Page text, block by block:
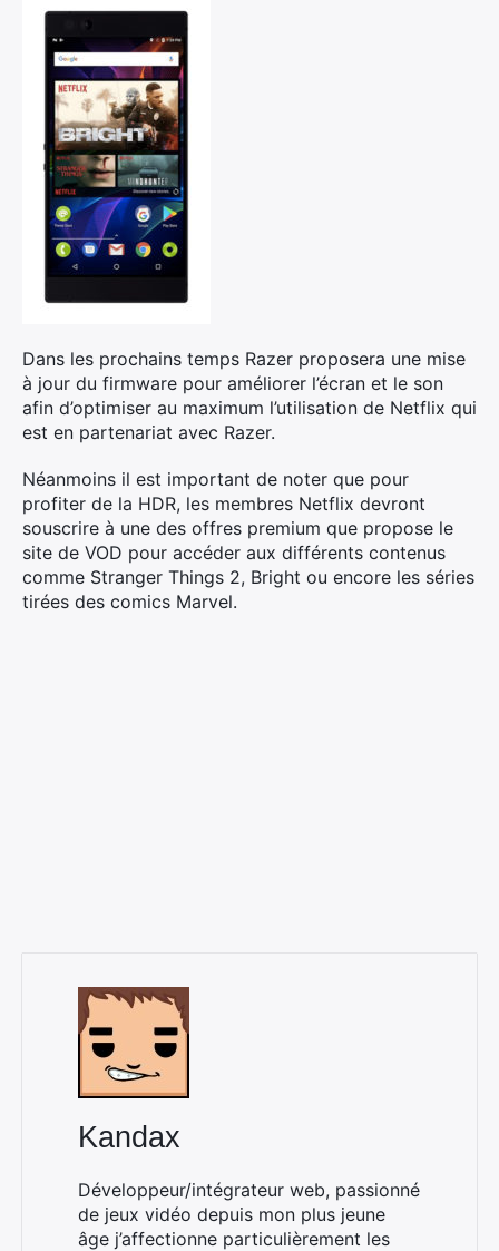
Dans les prochains temps Razer proposera une mise
à jour du firmware pour améliorer l’écran et le son
afin d’optimiser au maximum l’utilisation de Netflix qui
est en partenariat avec Razer.
Néanmoins il est important de noter que pour
profiter de la HDR, les membres Netflix devront
souscrire à une des offres premium que propose le
site de VOD pour accéder aux différents contenus
comme Stranger Things 2, Bright ou encore les séries
tirées des comics Marvel.
Kandax
Développeur/intégrateur web, passionné
de jeux vidéo depuis mon plus jeune
âge j’affectionne particulièrement les
Rechercher